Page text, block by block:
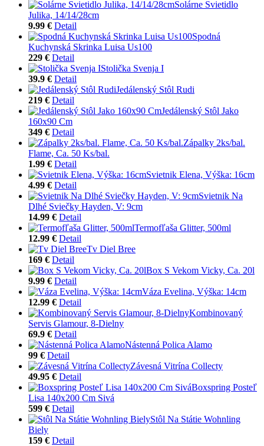
Solárne Svietidlo
Julika, 14/14/28cm
9.99 € Detail
Spodná
Kuchynská Skrinka Luisa Us100
229 € Detail
Stolička Svenja I
39.9 € Detail
Jedálenský Stôl Rudi
219 € Detail
Jedálenský Stôl Jako
160x90 Cm
349 € Detail
Zápalky 2ks/bal.
Flame, Ca. 50 Ks/bal.
1.99 € Detail
Svietnik Elena, Výška: 16cm
4.99 € Detail
Svietnik Na
Dlhé Sviečky Hayden, V: 9cm
14.99 € Detail
Termofľaša Glitter, 500ml
12.99 € Detail
Tv Diel Bree
169 € Detail
Box S Vekom Vicky, Ca. 20l
9.99 € Detail
Váza Evelina, Výška: 14cm
12.99 € Detail
Kombinovaný
Servis Glamour, 8-Dielny
69.9 € Detail
Nástenná Polica Alamo
99 € Detail
Závesná Vitrína Collecty
49.95 € Detail
Boxspring Posteľ
Lisa 140x200 Cm Sivá
599 € Detail
Stôl Na Státie Wohnling
Biely
159 € Detail